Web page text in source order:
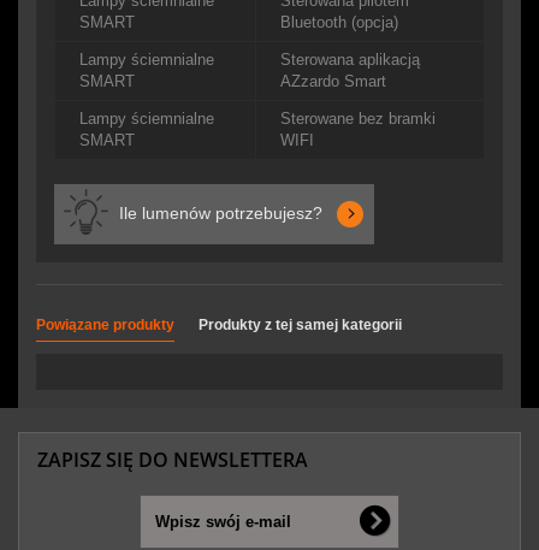
SMART
Bluetooth (opcja)
Lampy ściemnialne
SMART
Sterowana aplikacją
AZzardo Smart
Lampy ściemnialne
SMART
Sterowane bez bramki
WIFI
Ile lumenów potrzebujesz?
Powiązane produkty Produkty z tej samej kategorii
ZAPISZ SIĘ DO NEWSLETTERA